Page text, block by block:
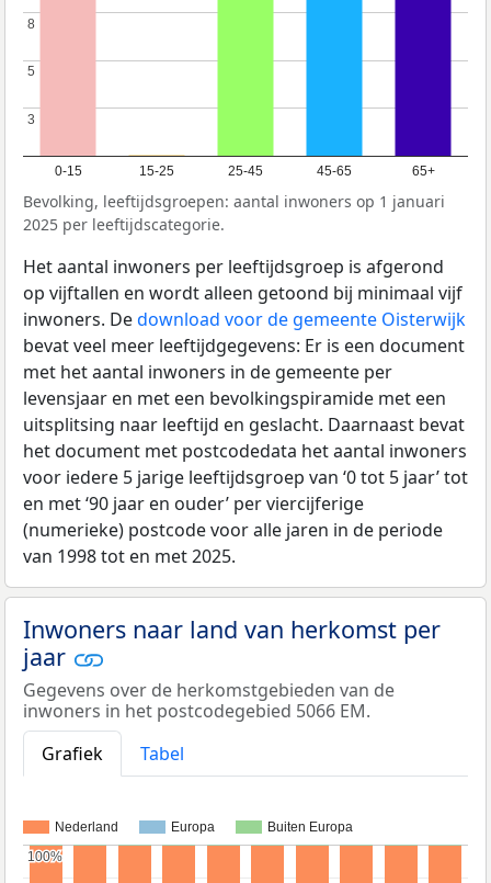
0-15 15-25 25-45 45-65 65+
3
3
5
5
8
8
Bevolking, leeftijdsgroepen: aantal inwoners op 1 januari
2025 per leeftijdscategorie.
Het aantal inwoners per leeftijdsgroep is afgerond
op vijftallen en wordt alleen getoond bij minimaal vijf
inwoners. Dedownload voor de gemeente Oisterwijk
bevat veel meer leeftijdgegevens: Er is een document
met het aantal inwoners in de gemeente per
levensjaar en met een bevolkingspiramide met een
uitsplitsing naar leeftijd en geslacht. Daarnaast bevat
het document met postcodedata het aantal inwoners
voor iedere 5 jarige leeftijdsgroep van ‘0 tot 5 jaar’ tot
en met ‘90 jaar en ouder’ per viercijferige
(numerieke) postcode voor alle jaren in de periode
van 1998 tot en met 2025.
Inwoners naar land van herkomst per
jaar
Gegevens over de herkomstgebieden van de
inwoners in het postcodegebied 5066 EM.
Grafiek
Tabel
Nederland Europa Buiten Europa
100%
100%